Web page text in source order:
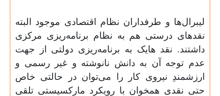
لیبرال‌ها و طرفداران نظام اقتصادی موجود البته
نقدهای درستی هم به نظام برنامه‌ریزی مرکزی
داشتند. نقد هایک به برنامه‌ریزی دولتی از جهت
عدم توجه آن به دانش نانوشته و غیر رسمی و
ارزشمندِ نیروی کار را می‌توان در حالتی خاص
حتی نقدی همخوان با رویکرد مارکسیستی تلقی